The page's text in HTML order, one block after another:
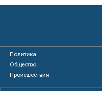
Политика
Общество
Происшествия